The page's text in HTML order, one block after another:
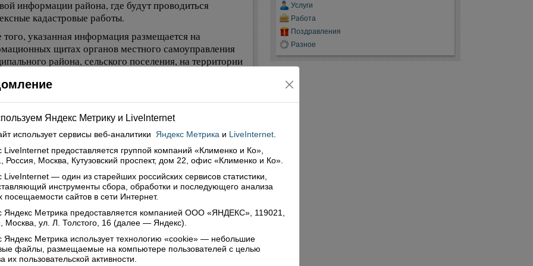
информации района, где будут проводиться
кадастровые работы.
указанная информация размещается на
щитах органов местного самоуправления
района, сельского поселения, на территории
также на сайте Росреестра (региональной вкладке
проводятся ли комплексные кадастровые
в отношении вашего земельного участка, жилого
т.п.?
необходимо знать, в каких кадастровых кварталах
кадастровые работы, а также кадастровый номер
объекта недвижимости. Кадастровый квартал
первыми одиннадцатью цифрами в кадастровом
объекта недвижимости. Если первые одиннадцать
номера вашего объекта недвижимости и
квартала, в котором проводятся кадастровые
совпадают, значит, в отношении вашего объекта
будут проводиться комплексные кадастровые
Услуги
Работа
Поздравления
Разное
Яндекс Метрику и Livelnternet
использует сервисы веб-аналитики Яндекс Метрика и LiveInternet
LiveInternet предоставляется группой компаний «Клименко и Ко»,
Россия, Москва, Кутузовский проспект, дом 22, офис «Клименко и Ко».
LiveInternet — один из старейших российских сервисов статистики,
инструменты сбора, обработки и последующего анализа
посещаемости сайтов в сети Интернет.
Яндекс Метрика предоставляется компанией ООО «ЯНДЕКС», 119021,
Москва, ул. Л. Толстого, 16 (далее — Яндекс).
Яндекс Метрика использует технологию «cookie» — небольшие
файлы, размещаемые на компьютере пользователей с целью
их пользовательской активности.